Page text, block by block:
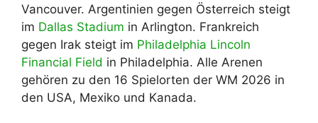
Vancouver. Argentinien gegen Österreich steigt
im Dallas Stadium in Arlington. Frankreich
gegen Irak steigt im Philadelphia Lincoln
Financial Field in Philadelphia. Alle Arenen
gehören zu den 16 Spielorten der WM 2026 in
den USA, Mexiko und Kanada.